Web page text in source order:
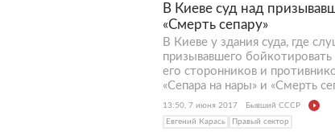
В Киеве суд над
«Смерть сепару»
В Киеве у здания суда, где
призывавшего
его сторонников и
«Сепара на нары» и «Смерть
13:50, 7 июня 2017
Бывший СССР
Евгений Карась
Правый сектор